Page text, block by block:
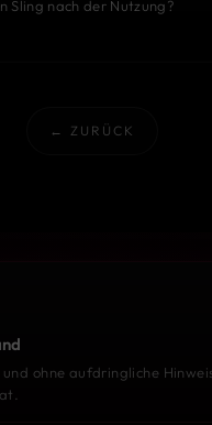
Sling nach der Nutzung?
← ZURÜCK
ohne aufdringliche